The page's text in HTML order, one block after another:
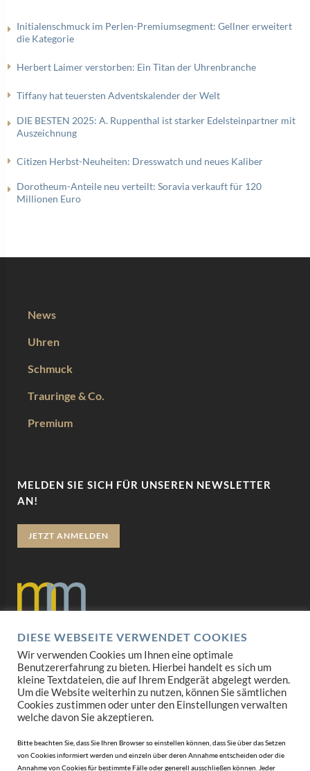
Initialenschmuck im Perlen-Premiumsegment: Gellner erweitert
die Kategorie
Herbert Laimer verstorben: Ein Titan der Uhrenbranche
Tiffany hat teuersten Adventskalender der Welt
DIE BESTEN 2025: A. Ruppenthal ist starker Edelsteinpartner mit
Auszeichnung
Citizen Herbst-Neuheiten: Dresswatch und neues Kaliber
Dorotheum-Anteile neu verteilt: Soravia verkauft für 120
Millionen Euro
News
Uhren
Schmuck
Trauringe & Co.
Premium
MELDEN SIE SICH FÜR UNSEREN NEWSLETTER
AN!
JETZT ANMELDEN
Datenschutz
Impressum
AGB
DIESE WEBSEITE VERWENDET COOKIES
Wir verwenden Cookies um Ihnen eine optimale
Benutzererfahrung zu bieten. Hierbei handelt es sich um
kleine Textdateien, die auf Ihrem Endgerät abgelegt werden.
Um die Website weiterhin zu nutzen, können Sie sämtlichen
Cookies zustimmen oder unter den Einstellungen verwalten
welche davon Sie akzeptieren.
Bitte beachten Sie, dass Sie Ihren Browser so einstellen können, dass Sie über das Setzen
von Cookies informiert werden und einzeln über deren Annahme entscheiden oder die
Annahme von Cookies für bestimmte Fälle oder generell ausschließen können. Jeder